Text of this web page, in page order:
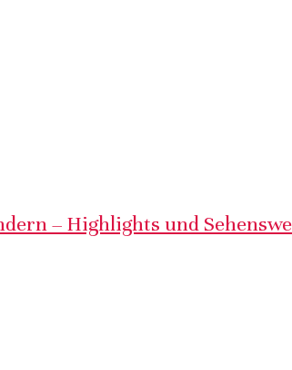
– Highlights und